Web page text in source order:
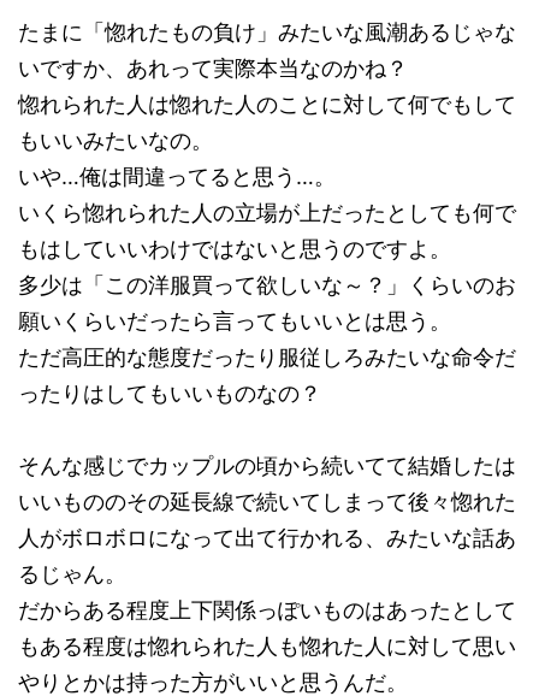
たまに「惚れたもの負け」みたいな風潮あるじゃな
いですか、あれって実際本当なのかね？
惚れられた人は惚れた人のことに対して何でもして
もいいみたいなの。
いや…俺は間違ってると思う…。
いくら惚れられた人の立場が上だったとしても何で
もはしていいわけではないと思うのですよ。
多少は「この洋服買って欲しいな～？」くらいのお
願いくらいだったら言ってもいいとは思う。
ただ高圧的な態度だったり服従しろみたいな命令だ
ったりはしてもいいものなの？
そんな感じでカップルの頃から続いてて結婚したは
いいもののその延長線で続いてしまって後々惚れた
人がボロボロになって出て行かれる、みたいな話あ
るじゃん。
だからある程度上下関係っぽいものはあったとして
もある程度は惚れられた人も惚れた人に対して思い
やりとかは持った方がいいと思うんだ。